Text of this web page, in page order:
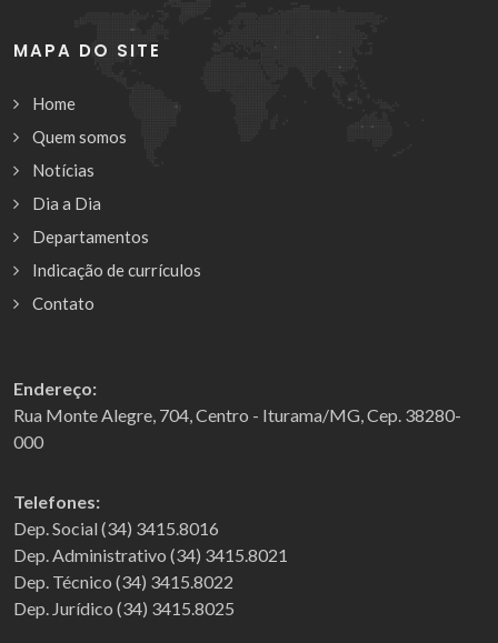
MAPA DO SITE
Home
Quem somos
Notícias
Dia a Dia
Departamentos
Indicação de currículos
Contato
Endereço:
Rua Monte Alegre, 704, Centro - Iturama/MG, Cep. 38280-
000
Telefones:
Dep. Social (34) 3415.8016
Dep. Administrativo (34) 3415.8021
Dep. Técnico (34) 3415.8022
Dep. Jurídico (34) 3415.8025